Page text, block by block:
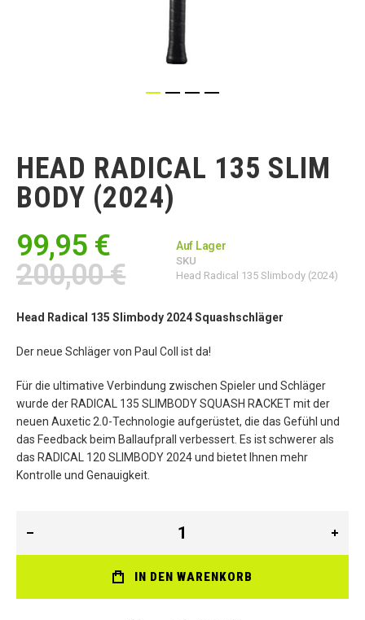
Bildgalerie
springen
HEAD RADICAL 135 SLIM
BODY (2024)
99,95 €
200,00 €
Auf Lager
SKU
Head Radical 135 Slimbody (2024)
Head Radical 135 Slimbody 2024 Squashschläger
Der neue Schläger von Paul Coll ist da!
Für die ultimative Verbindung zwischen Spieler und Schläger
wurde der RADICAL 135 SLIMBODY SQUASH RACKET mit der
neuen Auxetic 2.0-Technologie aufgerüstet, die das Gefühl und
das Feedback beim Ballaufprall verbessert. Es ist schwerer als
das RADICAL 120 SLIMBODY 2024 und bietet Ihnen mehr
Kontrolle und Genauigkeit.
IN DEN WARENKORB